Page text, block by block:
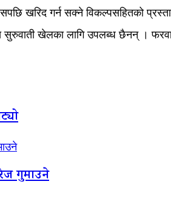
खरिद गर्न सक्ने विकल्पसहितको
सुरुवाती खेलका लागि उपलब्ध छैनन् ।
गुमाउने